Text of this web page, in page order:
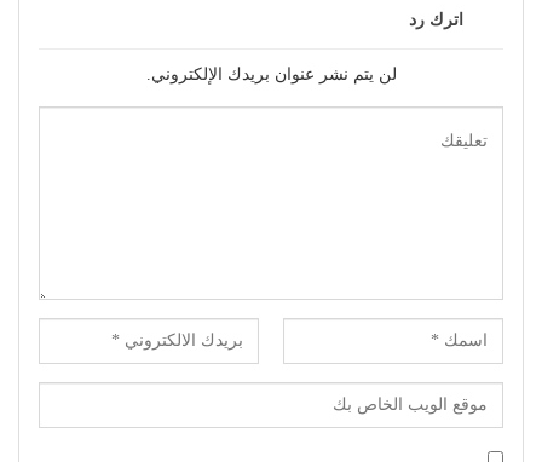
اترك رد
لن يتم نشر عنوان بريدك الإلكتروني.